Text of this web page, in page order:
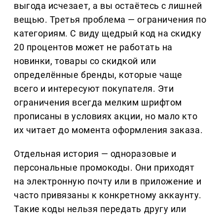
выгода исчезает, а вы остаётесь с лишней
вещью. Третья проблема — ограничения по
категориям. С виду щедрый код на скидку
20 процентов может не работать на
новинки, товары со скидкой или
определённые бренды, которые чаще
всего и интересуют покупателя. Эти
ограничения всегда мелким шрифтом
прописаны в условиях акции, но мало кто
их читает до момента оформления заказа.
Отдельная история — одноразовые и
персональные промокоды. Они приходят
на электронную почту или в приложение и
часто привязаны к конкретному аккаунту.
Такие коды нельзя передать другу или